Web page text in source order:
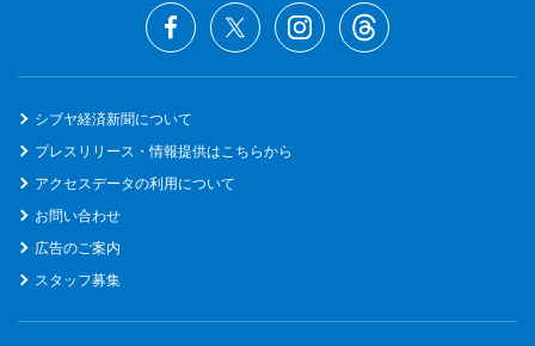
シブヤ経済新聞について
プレスリリース・情報提供はこちらから
アクセスデータの利用について
お問い合わせ
広告のご案内
スタッフ募集